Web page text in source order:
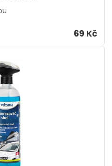
69 Kč